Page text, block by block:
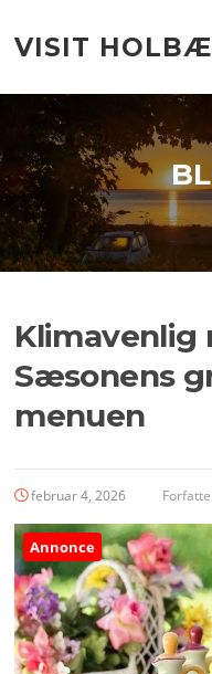
indhold
VISIT
Klimavenlig
Sæsonens
menuen
februar 4, 2026
Annonce